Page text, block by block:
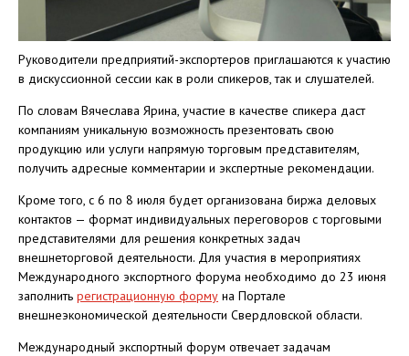
Руководители предприятий-экспортеров приглашаются к участию
в дискуссионной сессии как в роли спикеров, так и слушателей.
По словам Вячеслава Ярина, участие в качестве спикера даст
компаниям уникальную возможность презентовать свою
продукцию или услуги напрямую торговым представителям,
получить адресные комментарии и экспертные рекомендации.
Кроме того, с 6 по 8 июля будет организована биржа деловых
контактов — формат индивидуальных переговоров с торговыми
представителями для решения конкретных задач
внешнеторговой деятельности. Для участия в мероприятиях
Международного экспортного форума необходимо до 23 июня
заполнить регистрационную форму на Портале
внешнеэкономической деятельности Свердловской области.
Международный экспортный форум отвечает задачам